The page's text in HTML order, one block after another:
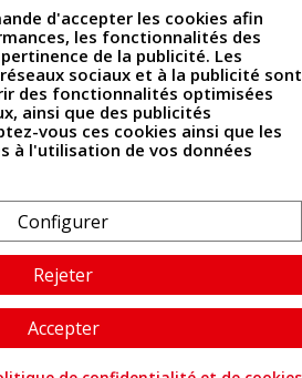
05 63 34 51 88
- Une création Quatrys 💙
d'accepter les cookies afin
les fonctionnalités des
de la publicité. Les
sociaux et à la publicité sont
des fonctionnalités optimisées
ainsi que des publicités
vous ces cookies ainsi que les
à l'utilisation de vos données
Configurer
Rejeter
Accepter